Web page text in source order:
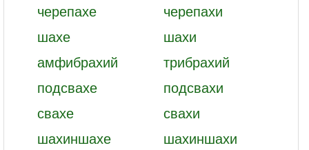
черепахе
черепахи
шахе
шахи
амфибрахий
трибрахий
подсвахе
подсвахи
свахе
свахи
шахиншахе
шахиншахи